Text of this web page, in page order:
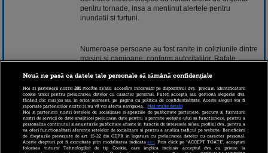
pentru tornade, insa a mentinut alertele pentru
inundatii si furtuni.
Numeroase persoane au fost ranite in coliziunile dintre
masini si camioane, conform autoritatilor. Rafale
raniti - 87, conform cotidianului local The Oklahoman,
si importante pagube materiale.
Conform presei locale, cinci tornade au lovit regiunea
Oklahoma City, cu rafale de vant de pana la 145 de
kilometri pe ora insotite de puternice caderi de
grindina.
Nouă ne pasă ca datele tale personale să rămână confidențiale
Noi și partenerii noștri201stocăm și/sau accesăm informații pe dispozitivul dvs., precum identificatorii
cookie unici pentru prelucrarea datelor cu caracter personal. Puteți accepta sau gestiona alegerile dvs.
făcând clic mai jos sau în orice moment, pe pagina cu politica de confidențialitate. Aceste alegeri vor fi
raportate partenerilor noștri și nu vă vor afecta navigarea.
Mai multe detalii
Noi si partenerii nostri (retelele de socializare si agentiile de publicitate partenere, precum si furnizorii
nostri de servicii de date analitice) prelucram date pentru a permite website-ului sa functioneze, pentru a
personaliza continutul si anunturile publicitare afisate in functie de interesele si/sau profilul dvs., pentru a
va oferi functionalitati aferente retelelor de socializare si pentru a analiza traficul pe website. Beneficiati
de drepturile prevazute de art. 15-22 din GDPR in legatura cu prelucrarea datelor cu caracter personal.
Aceste drepturi pot fi exercitate prin modalitatea indicataaici. Prin click pe “ACCEPT TOATE”, acceptati
folosirea tuturor Tehnologiilor de tip Cookie, care implica inclusiv acceptul dvs. cu privire la